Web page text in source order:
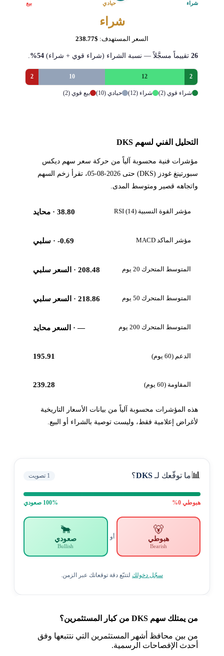
بيع حيادي شراء
شراء
السعر المستهدف: $238.77
26تقييماً مسجَّلاً — نسبة الشراء (شراء قوي + شراء) 54%
.
2
12
10
2
شراء قوي (2) شراء (12) حيادي (10) بيع قوي (2)
التحليل الفني لسهم DKS
مؤشرات فنية محسوبة آلياً من حركة سعر سهم ديكس
سبورتينغ غودز (DKS) حتى 2026-08-05، تقرأ زخم السهم
واتجاهه قصير ومتوسط المدى.
مؤشر القوة النسبية RSI (14) 38.80· محايد
مؤشر الماكد MACD -0.69· سلبي
المتوسط المتحرك 20 يوم 208.48· السعر سلبي
المتوسط المتحرك 50 يوم 218.86· السعر سلبي
المتوسط المتحرك 200 يوم —· السعر محايد
الدعم (60 يوم) 195.91
المقاومة (60 يوم) 239.28
هذه المؤشرات محسوبة آلياً من بيانات الأسعار التاريخية
لأغراض إعلامية فقط، وليست توصية بالشراء أو البيع.
📊 ما توقّعك لـDKS؟ 1تصويت
هبوطي0
%
100% صعودي
🐻
هبوطي
Bearish
أو
🐂
صعودي
Bullish
سجّل دخولكلتتبّع دقة توقعاتك عبر الزمن.
من يمتلك سهم DKS من كبار المستثمرين؟
من بين محافظ أشهر المستثمرين التي نتتبعها وفق
أحدث الإفصاحات الرسمية.